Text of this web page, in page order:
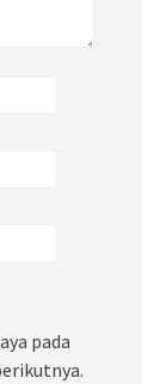
pada